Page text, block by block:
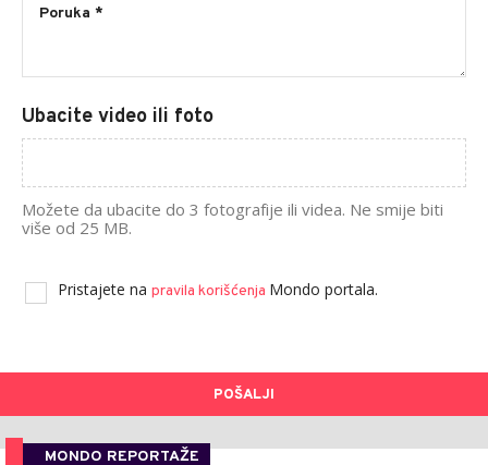
Ubacite video ili foto
Možete da ubacite do 3 fotografije ili videa. Ne smije biti
više od 25 MB.
Pristajete na pravila korišćenja Mondo portala.
POŠALJI
MONDO REPORTAŽE